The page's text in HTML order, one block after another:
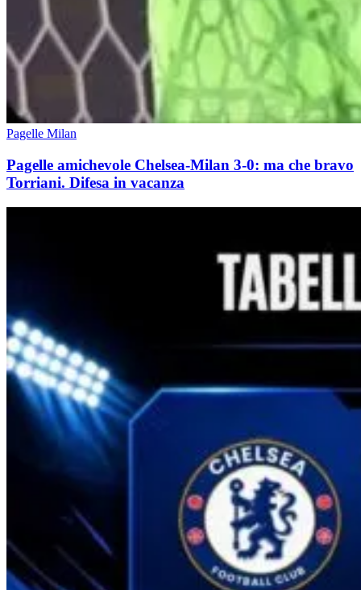
Pagelle Milan
Pagelle amichevole Chelsea-Milan 3-0: ma che bravo
Torriani. Difesa in vacanza